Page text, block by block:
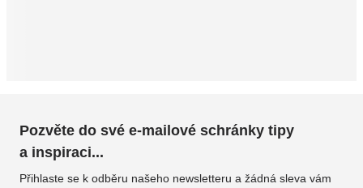
Pozvěte do své e-mailové schránky tipy
a inspiraci...
Přihlaste se k odběru našeho newsletteru a žádná sleva vám